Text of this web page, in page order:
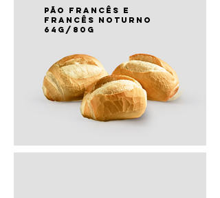
PÃO FRANCÊS e
francês noturno
64G/80g